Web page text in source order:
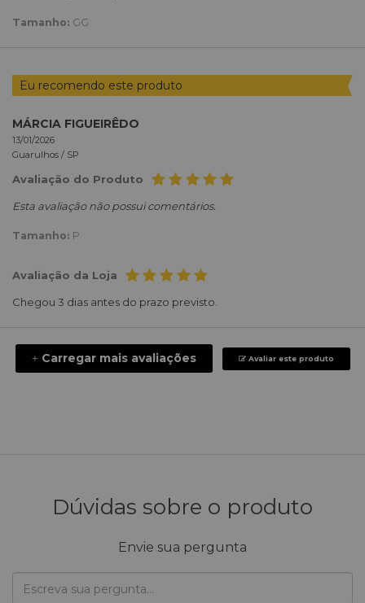
Tamanho: GG
Eu recomendo este produto
MÁRCIA FIGUEIRÊDO
13/01/2026
Guarulhos / SP
Avaliação do Produto
Esta avaliação não possui comentários.
Tamanho: P
Avaliação da Loja
Chegou 3 dias antes do prazo previsto.
+ Carregar mais avaliações Avaliar este produto
Dúvidas sobre o produto
Envie sua pergunta